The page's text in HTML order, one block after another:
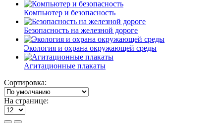
Компьютер и безопасность
Безопасность на железной дороге
Экология и охрана окружающей среды
Агитационные плакаты
Сортировка:
На странице: